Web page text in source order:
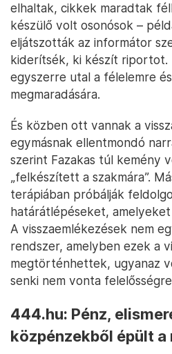
elhaltak, cikkek maradtak
készülő volt osonósok –
eljátszották az informátor
kiderítsék, ki készít
egyszerre utal a félelemre
megmaradására.
És közben ott vannak a
egymásnak ellentmondó
szerint Fazakas túl kemény
„felkészített a szakmára”.
terápiában próbálják
határátlépéseket,
A visszaemlékezések nem
rendszer, amelyben ezek a
megtörténhettek, ugyanaz
senki nem vonta
444.hu: Pénz,
közpénzekből épült a